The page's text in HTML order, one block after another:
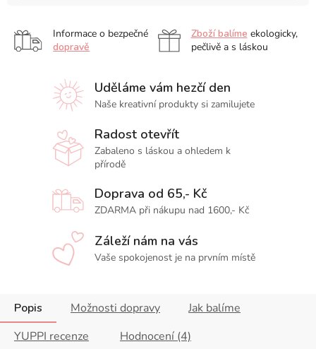
Informace o bezpečné
dopravě
Zboží balíme ekologicky,
pečlivě a s láskou
Uděláme vám hezčí den
Naše kreativní produkty si zamilujete
Radost otevřít
Zabaleno s láskou a ohledem k
přírodě
Doprava od 65,- Kč
ZDARMA při nákupu nad 1600,- Kč
Záleží nám na vás
Vaše spokojenost je na prvním místě
Popis Možnosti dopravy
Jak balíme
YUPPI recenze
Hodnocení (4)